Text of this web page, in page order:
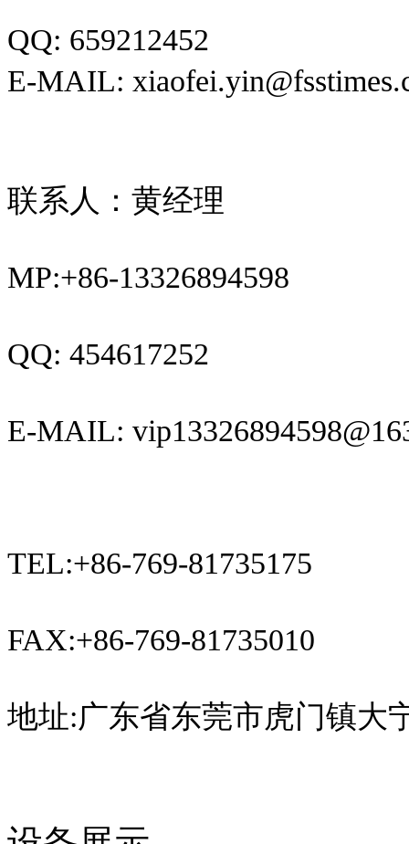
QQ: 659212452
E-MAIL:
联系人： 黄经理
MP:+86-13326894598
QQ: 454617252
E-MAIL:
TEL:+86-769-81735175
FAX:+86-769-81735010
地址:广东省东莞市虎门镇大